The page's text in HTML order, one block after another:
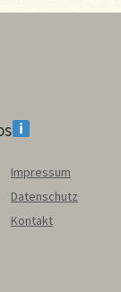
Impressum
Datenschutz
Kontakt